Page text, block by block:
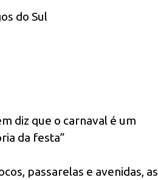
do Sul
diz que o carnaval é um
da festa”
passarelas e avenidas, as